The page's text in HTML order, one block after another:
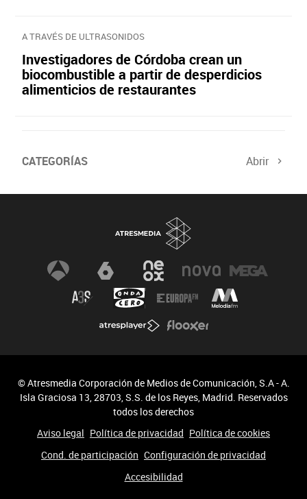
A TRAVÉS DE ULTRASONIDOS
Investigadores de Córdoba crean un
biocombustible a partir de desperdicios
alimenticios de restaurantes
CATEGORÍAS Abrir
© Atresmedia Corporación de Medios de Comunicación, S.A - A.
Isla Graciosa 13, 28703, S.S. de los Reyes, Madrid. Reservados
todos los derechos
Aviso legal Política de privacidad Política de cookies
Cond. de participación Configuración de privacidad
Accesibilidad